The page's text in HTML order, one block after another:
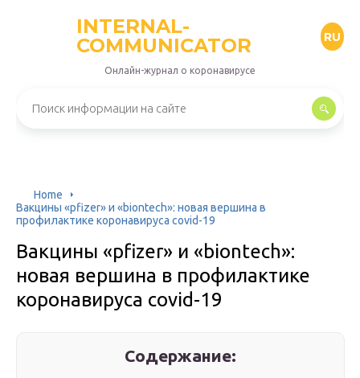
INTERNAL-
COMMUNICATOR
RU
Онлайн-журнал о коронавирусе
Home
Вакцины «pfizer» и «biontech»: новая вершина в
профилактике коронавируса covid-19
Вакцины «pfizer» и «biontech»:
новая вершина в профилактике
коронавируса covid-19
Содержание: